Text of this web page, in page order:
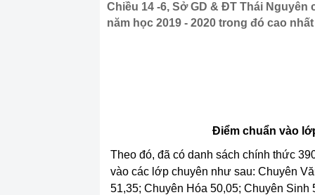
Chiều 14 -6, Sở GD & ĐT Thái
năm học 2019 - 2020 trong đó cao
Điểm chuẩn vào
Theo đó, đã có danh sách chính thức
vào các lớp chuyên như sau: Chuyên
51,35; Chuyên Hóa 50,05; Chuyên